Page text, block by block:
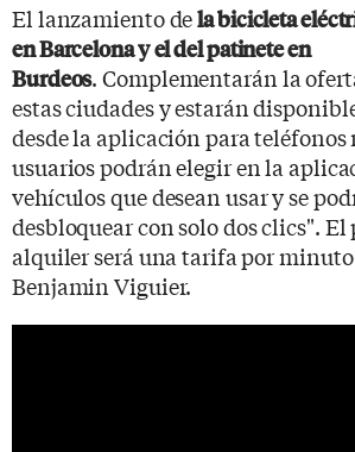
El lanzamiento dela bicicleta
en Barcelona y​​el del patinete en
Burdeos. Complementarán la
estas ciudades y estarán
desde la aplicación para teléfonos
usuarios podrán elegir en la
vehículos que desean usar y se
desbloquear con solo dos clics". El
alquiler será una tarifa por minuto
Benjamin Viguier.